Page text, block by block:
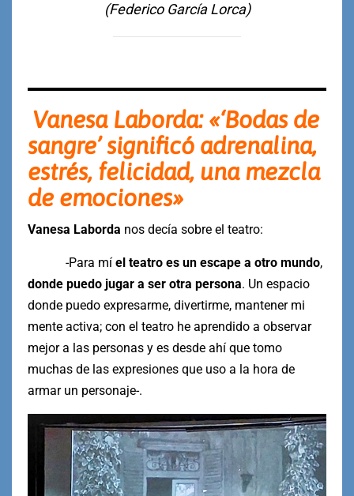
(Federico García Lorca)
Vanesa Laborda: «‘Bodas de
sangre’ significó adrenalina,
estrés, felicidad, una mezcla
de emociones»
Vanesa Laborda nos decía sobre el teatro:
-Para mí el teatro es un escape a otro mundo,
donde puedo jugar a ser otra persona. Un espacio
donde puedo expresarme, divertirme, mantener mi
mente activa; con el teatro he aprendido a observar
mejor a las personas y es desde ahí que tomo
muchas de las expresiones que uso a la hora de
armar un personaje-.